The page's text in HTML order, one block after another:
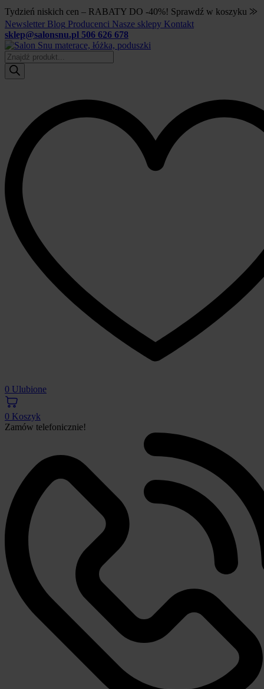
Tydzień niskich cen – RABATY DO -40%! Sprawdź w koszyku ⨠
Newsletter Blog Producenci Nasze sklepy Kontakt
sklep@salonsnu.pl 506 626 678
Wyszukiwarka
produktów
0 Ulubione
0 Koszyk
Zamów telefonicznie!